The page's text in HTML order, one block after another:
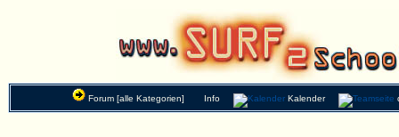
Forum [alle Kategorien] Info Kalender